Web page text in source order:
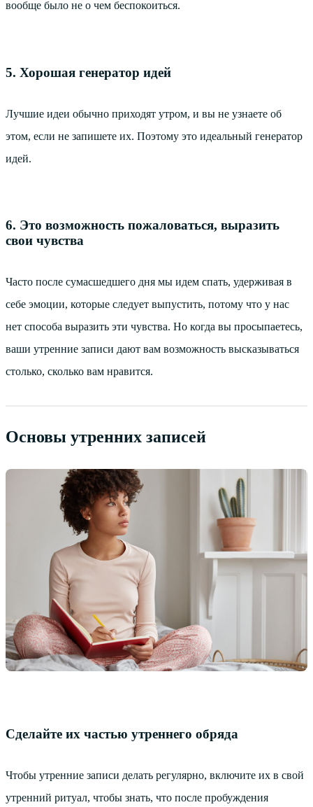
вообще было не о чем беспокоиться.
5. Хорошая генератор идей
Лучшие идеи обычно приходят утром, и вы не узнаете об
этом, если не запишете их. Поэтому это идеальный генератор
идей.
6. Это возможность пожаловаться, выразить
свои чувства
Часто после сумасшедшего дня мы идем спать, удерживая в
себе эмоции, которые следует выпустить, потому что у нас
нет способа выразить эти чувства. Но когда вы просыпаетесь,
ваши утренние записи дают вам возможность высказываться
столько, сколько вам нравится.
Основы утренних записей
Сделайте их частью утреннего обряда
Чтобы утренние записи делать регулярно, включите их в свой
утренний ритуал, чтобы знать, что после пробуждения